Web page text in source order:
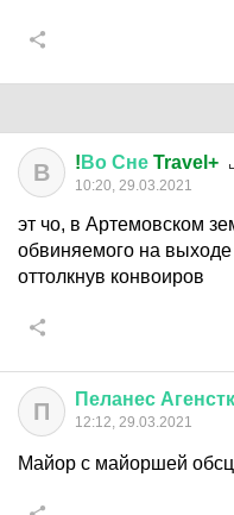
В ! Во Сне Travel+
10:20, 29.03.2021
эт чо, в Артемовском
обвиняемого на
оттолкнув конвоиров
П Пеланес
12:12, 29.03.2021
Майор с майоршей